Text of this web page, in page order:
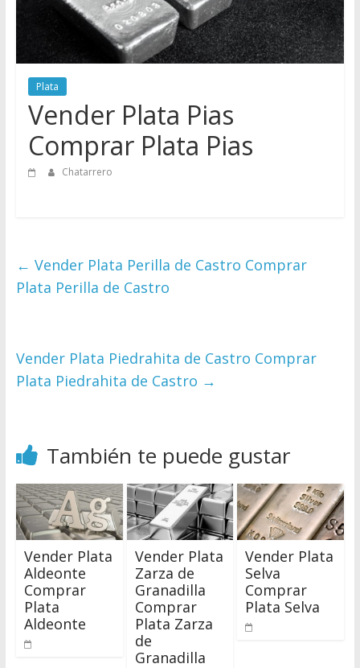
Directorio
Chatarreros
para
vender
Chatarra
Plata
Vender Plata Pias
Comprar Plata Pias
Chatarrero
← Vender Plata Perilla de Castro Comprar
Plata Perilla de Castro
Vender Plata Piedrahita de Castro Comprar
Plata Piedrahita de Castro →
También te puede gustar
Vender Plata
Aldeonte
Comprar
Plata
Aldeonte
Vender Plata
Zarza de
Granadilla
Comprar
Plata Zarza
de
Granadilla
Vender Plata
Selva
Comprar
Plata Selva